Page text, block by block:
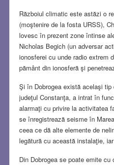
Războiul climatic este astăzi o
(moştenire de la fosta URSS),
lovesc în prezent zone întinse
Nicholas Begich (un adversar
ionosferei cu unde radio extrem
pământ din ionosferă şi
Şi în Dobrogea există acelaşi
judeţul Constanţa, a intrat în
alarmaţi cu privire la activitatea
se înregistrează seisme în
ceea ce dă alte elemente de
legătură cu această instalaţie,
Din Dobrogea se poate emite